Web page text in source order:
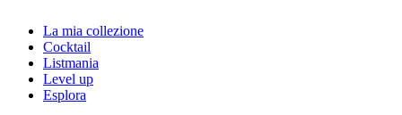
La mia collezione
Cocktail
Listmania
Level up
Esplora